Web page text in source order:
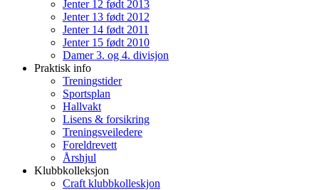
Jenter 12 født 2013
Jenter 13 født 2012
Jenter 14 født 2011
Jenter 15 født 2010
Damer 3. og 4. divisjon
Praktisk info
Treningstider
Sportsplan
Hallvakt
Lisens & forsikring
Treningsveiledere
Foreldrevett
Årshjul
Klubbkolleksjon
Craft klubbkolleskjon